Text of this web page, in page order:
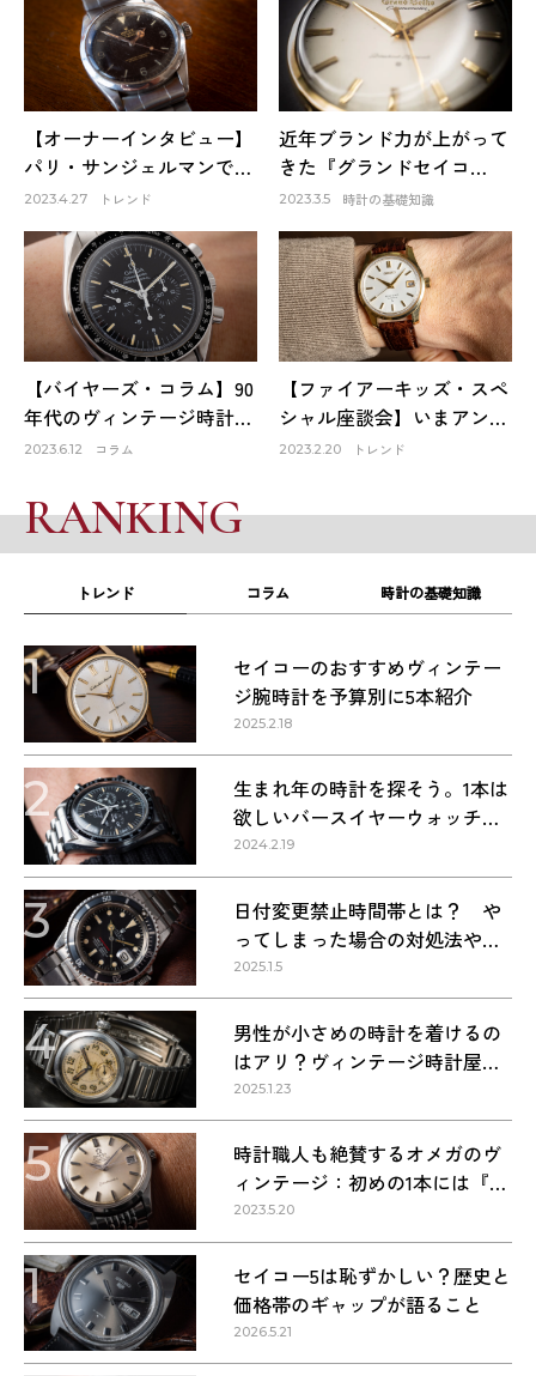
【オーナーインタビュー】
パリ・サンジェルマンで出
会ったロレックスは生涯1
本だけのお気に入り～
HACHIYAクリエイティブデ
ィレクター 蜂谷雅彦
2023.4.27 トレンド
近年ブランド力が上がって
きた『グランドセイコ
ー』。そのファーストモデ
ルは品質も良く、日本の誇
りでもある！
2023.3.5 時計の基礎知識
【バイヤーズ・コラム】90
年代のヴィンテージ時計が
オススメな理由
2023.6.12 コラム
【ファイアーキッズ・スペ
シャル座談会】いまアンテ
ィーク時計市場はどうなっ
2023.2.20 トレンド
RANKING
トレンド コラム 時計の基礎知識
1
セイコーのおすすめヴィンテー
ジ腕時計を予算別に5本紹介
2025.2.18
2
生まれ年の時計を探そう。1本は
欲しいバースイヤーウォッチ・
1960〜1990年代の名作9本
2024.2.19
3
日付変更禁止時間帯とは？ や
ってしまった場合の対処法や正
しい方法
2025.1.5
4
男性が小さめの時計を着けるの
はアリ？ヴィンテージ時計屋が
回答します！
2025.1.23
5
時計職人も絶賛するオメガのヴ
ィンテージ：初めの1本には『シ
ーマスター』を選ぶべき理由
2023.5.20
1
セイコー5は恥ずかしい？歴史と
価格帯のギャップが語ること
2026.5.21